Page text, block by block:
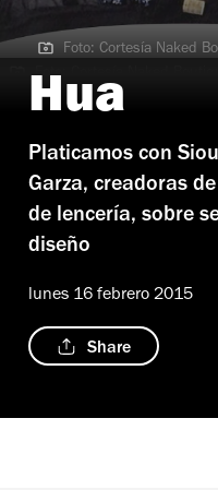
Foto: Cortesía Naked
Foto: Cortesía Naked
Hua
Platicamos con
Garza, creadoras
de lencería, sobre
diseño
lunes 16 febrero 2015
Share